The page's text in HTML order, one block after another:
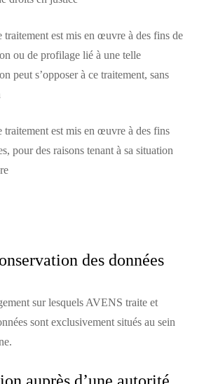
traitement est mis en œuvre à des fins de
ou de profilage lié à une telle
peut s’opposer à ce traitement, sans
traitement est mis en œuvre à des fins
pour des raisons tenant à sa situation
des données
sur lesquels AVENS traite et
sont exclusivement situés au sein